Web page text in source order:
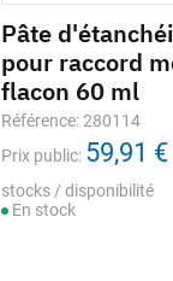
Pâte
pour raccord
flacon 60 ml
Référence: 280114
Prix public: 59,91 €
stocks / disponibilité
En stock